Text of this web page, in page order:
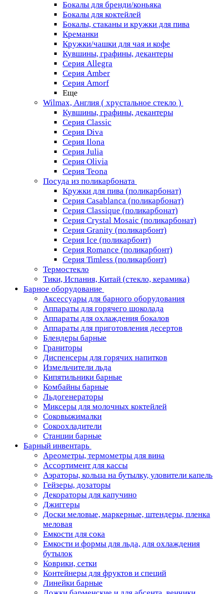
Бокалы для бренди/коньяка
Бокалы для коктейлей
Бокалы, стаканы и кружки для пива
Креманки
Кружки/чашки для чая и кофе
Кувшины, графины, декантеры
Серия Allegra
Серия Amber
Серия Amorf
Еще
Wilmax, Англия ( хрустальное стекло )
Кувшины, графины, декантеры
Серия Classic
Серия Diva
Серия Ilona
Серия Julia
Серия Olivia
Серия Teona
Посуда из поликарбоната
Кружки для пива (поликарбонат)
Серия Casablanсa (поликарбонат)
Серия Classique (поликарбонат)
Серия Crystal Mosaic (поликарбонат)
Серия Granity (поликарбонт)
Серия Ice (поликарбонт)
Серия Romance (поликарбонт)
Серия Timless (поликарбонт)
Термостекло
Тики, Испания, Китай (стекло, керамика)
Барное оборудование
Аксессуары для барного оборудования
Аппараты для горячего шоколада
Аппараты для охлаждения бокалов
Аппараты для приготовления десертов
Блендеры барные
Граниторы
Диспенсеры для горячих напитков
Измельчители льда
Кипятильники барные
Комбайны барные
Льдогенераторы
Миксеры для молочных коктейлей
Соковыжималки
Сокоохладители
Станции барные
Барный инвентарь
Ареометры, термометры для вина
Ассортимент для кассы
Аэраторы, кольца на бутылку, уловители капель
Гейзеры, дозаторы
Декораторы для капучино
Джиггеры
Доски меловые, маркерные, штендеры, пленка
меловая
Емкости для сока
Емкости и формы для льда, для охлаждения
бутылок
Коврики, сетки
Контейнеры для фруктов и специй
Линейки барные